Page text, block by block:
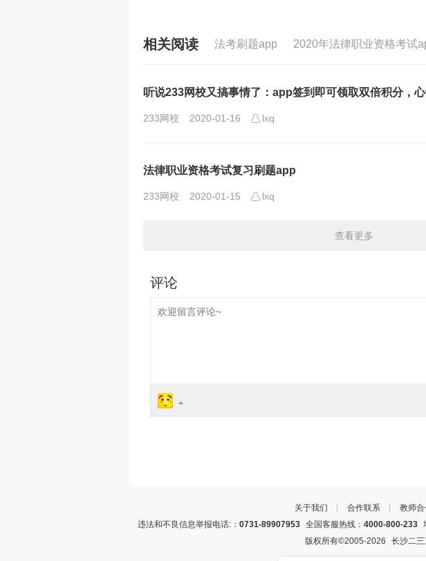
相关阅读 法考刷题app 2020年法律职业资格考试
听说233网校又搞事情了：app签到即可领取双倍积分，心
233网校 2020-01-16 lxq
法律职业资格考试复习刷题app
233网校 2020-01-15 lxq
查看更多
关于我们 ┊ 合作联系 ┊ 教师
违法和不良信息举报电话:： 0731-89907953全国客服热线： 4000-800-233
版权所有©2005-2026 长沙二